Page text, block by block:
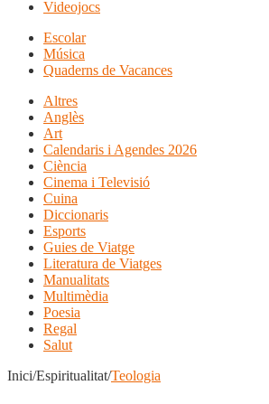
Videojocs
Escolar
Música
Quaderns de Vacances
Altres
Anglès
Art
Calendaris i Agendes 2026
Ciència
Cinema i Televisió
Cuina
Diccionaris
Esports
Guies de Viatge
Literatura de Viatges
Manualitats
Multimèdia
Poesia
Regal
Salut
Inici/Espiritualitat/Teologia